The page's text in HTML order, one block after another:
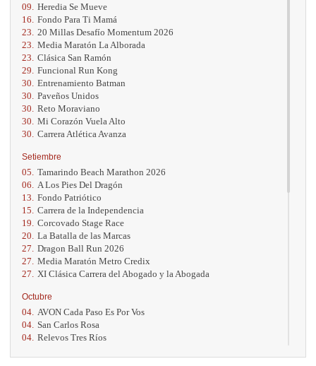
09. Heredia Se Mueve
16. Fondo Para Ti Mamá
23. 20 Millas Desafío Momentum 2026
23. Media Maratón La Alborada
23. Clásica San Ramón
29. Funcional Run Kong
30. Entrenamiento Batman
30. Paveños Unidos
30. Reto Moraviano
30. Mi Corazón Vuela Alto
30. Carrera Atlética Avanza
Setiembre
05. Tamarindo Beach Marathon 2026
06.
A Los Pies Del Dragón
13. Fondo Patriótico
15. Carrera de la Independencia
19. Corcovado Stage Race
20. La Batalla de las Marcas
27. Dragon Ball Run 2026
27. Media Maratón Metro Credix
27.
XI Clásica Carrera del Abogado y la Abogada
Octubre
04. AVON Cada Paso Es Por Vos
04. San Carlos Rosa
04. Relevos Tres Ríos